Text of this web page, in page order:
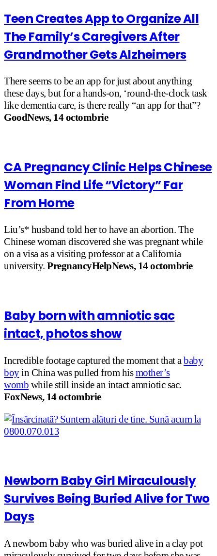
Teen Creates App to Organize All
The Family’s Caregivers After
Grandmother Gets Alzheimers
There seems to be an app for just about anything
these days, but for a hands-on, ‘round-the-clock task
like dementia care, is there really “an app for that”?
GoodNews, 14 octombrie
CA Pregnancy Clinic Helps Chinese
Woman Find Life “Victory” Far
From Home
Liu’s* husband told her to have an abortion. The
Chinese woman discovered she was pregnant while
on a visa as a visiting professor at a California
university. PregnancyHelpNews, 14 octombrie
Baby born with amniotic sac
intact, photos show
Incredible footage captured the moment that a baby
boyin China was pulled from hismother’s
womb while still inside an intact amniotic sac.
FoxNews, 14 octombrie
Newborn Baby Girl Miraculously
Survives Being Buried Alive for Two
Days
A newborn baby who was buried alive in a clay pot